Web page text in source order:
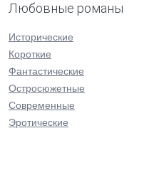
Любовные романы
Исторические
Короткие
Фантастические
Остросюжетные
Современные
Эротические